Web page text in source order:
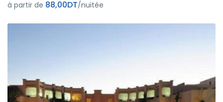
à partir de 88,00DT/nuitée